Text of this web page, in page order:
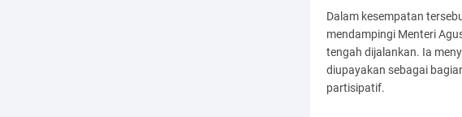
Dalam kesempatan
mendampingi Menteri
tengah dijalankan. Ia
diupayakan sebagai
partisipatif.